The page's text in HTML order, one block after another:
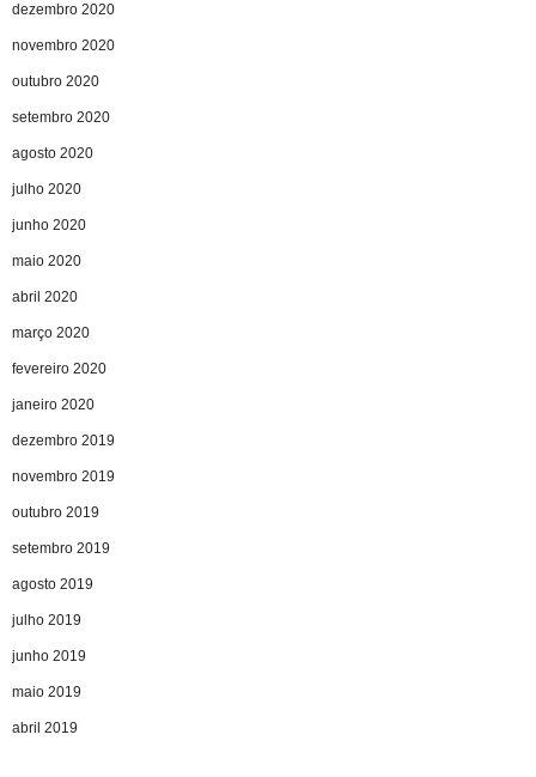
dezembro 2020
novembro 2020
outubro 2020
setembro 2020
agosto 2020
julho 2020
junho 2020
maio 2020
abril 2020
março 2020
fevereiro 2020
janeiro 2020
dezembro 2019
novembro 2019
outubro 2019
setembro 2019
agosto 2019
julho 2019
junho 2019
maio 2019
abril 2019